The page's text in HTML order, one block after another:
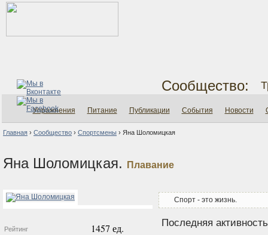
Сообщество:
Упражнения Питание Публикации События Новости
Главная › Сообщество › Спортсмены › Яна Шоломицкая
Яна Шоломицкая. Плавание
Рейтинг 1457 ед.
Спорт - это жизнь.
Последняя